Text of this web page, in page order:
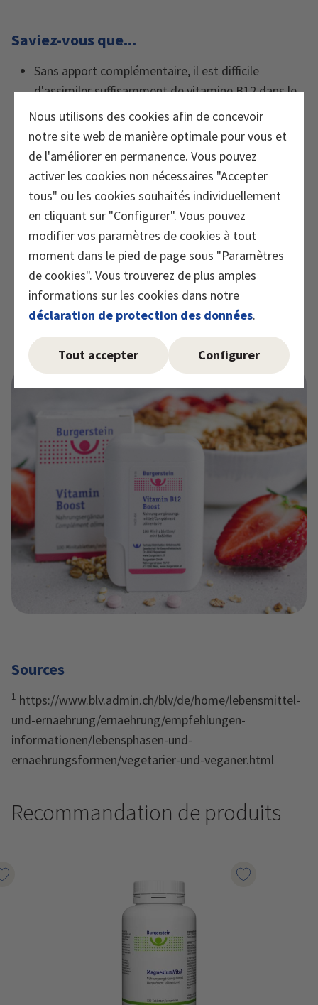
Nous utilisons des cookies afin de concevoir
notre site web de manière optimale pour vous et
de l'améliorer en permanence. Vous pouvez
activer les cookies non nécessaires "Accepter
tous" ou les cookies souhaités individuellement
en cliquant sur "Configurer". Vous pouvez
modifier vos paramètres de cookies à tout
moment dans le pied de page sous "Paramètres
de cookies". Vous trouverez de plus amples
informations sur les cookies dans notre
déclaration de protection des données.
Tout accepter Configurer
Saviez-vous que...
Sans apport complémentaire, il est difficile
d'assimiler suffisamment de vitamine B12 dans le
cadre d'un régime végétalien.
la vitamine B12 est thermolabile? Une grande
quantité peut donc être détruite lors de la
préparation des aliments.
lors d’un apport de 500 µg de vitamine B12 par
jour, l’organisme n’en absorbe effectivement
qu’environ 6 à 7 µg et qu’il peut ainsi remplir
lentement ses réserves?
l’organisme retient la quantité de vitamine B12
dont il a besoin et excrète le reste de la vitamine
B12 absorbée via les urines?
Sources
1 https://www.blv.admin.ch/blv/de/home/lebensmittel-
und-ernaehrung/ernaehrung/empfehlungen-
informationen/lebensphasen-und-
ernaehrungsformen/vegetarier-und-veganer.html
Recommandation de produits
Marqueur le produit Marqueur le